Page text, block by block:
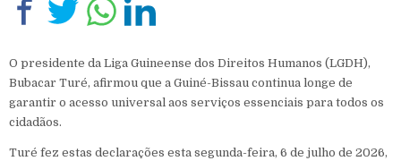
O presidente da Liga Guineense dos Direitos Humanos (LGDH),
Bubacar Turé, afirmou que a Guiné-Bissau continua longe de
garantir o acesso universal aos serviços essenciais para todos os
cidadãos.
Turé fez estas declarações esta segunda-feira, 6 de julho de 2026,